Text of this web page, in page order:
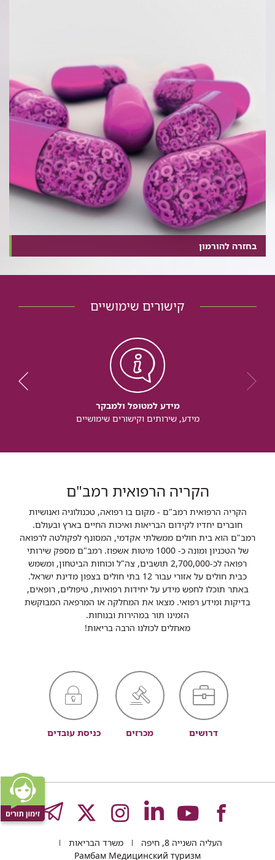
בחזרה להורמון
קישורים שימושיים
מידע למטופל ולמבקר
מידע, שירותים וקישורים שימושיים
הקריה הרפואית רמב"ם
הקריה הרפואית רמב"ם - מקום בו רפואה, טכנולוגיה ואנושיות
חוברים יחדיו לקידום הבריאות ואיכות החיים בארץ ובעולם.
רמב"ם הוא בית חולים ממשלתי אקדמי, המסונף לפקולטה לרפואה
של הטכניון ומונה כ- 1000 מיטות אשפוז. רמב"ם מספק שירותי
רפואה לכ-2,700,000 תושבים, צה"ל וכוחות הביטחון, ומשמש
כבית חולים על אזורי עבור 12 בתי חולים בצפון מדינת ישראל.
באתר תוכלו לחפש מידע על יחידות רפואיות, טיפולים, רופאים,
בדיקות ומידע רפואי. מצאו את המחלקה או המרפאה המבוקשת
הזמינו תור במהירות ובנוחות.
מאחלים לכולנו הרבה בריאות!
דרושים מכרזים כניסת עובדים
לעמוד
לעמוד
לעמוד
לעמוד
לעמוד
העליה השנייה 8, חיפה
משרד הבריאות
Рамбам Медицинский туризм